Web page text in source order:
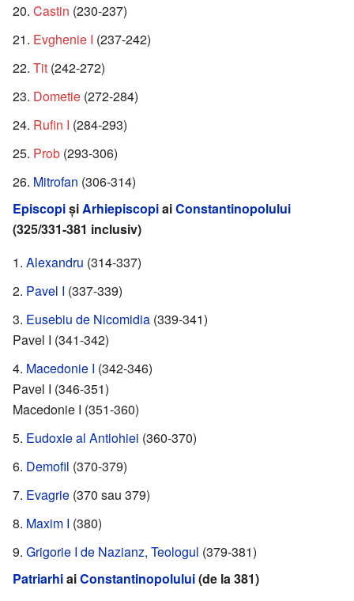
Castin (230-237)
Evghenie I (237-242)
Tit (242-272)
Dometie (272-284)
Rufin I (284-293)
Prob (293-306)
Mitrofan (306-314)
Episcopiși ArhiepiscopiaiConstantinopolului
(325/331-381 inclusiv)
Alexandru (314-337)
Pavel I (337-339)
Eusebiu de Nicomidia (339-341)
Pavel I (341-342)
Macedonie I (342-346)
Pavel I (346-351)
Macedonie I (351-360)
Eudoxie al Antiohiei (360-370)
Demofil (370-379)
Evagrie (370 sau 379)
Maxim I (380)
Grigorie I de Nazianz, Teologul (379-381)
PatriarhiaiConstantinopolului(de la 381)